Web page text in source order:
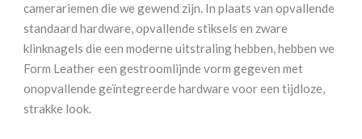
Black
aantal
camerariemen die we gewend zijn. In plaats van opvallende
standaard hardware, opvallende stiksels en zware
klinknagels die een moderne uitstraling hebben, hebben we
Form Leather een gestroomlijnde vorm gegeven met
onopvallende geïntegreerde hardware voor een tijdloze,
strakke look.